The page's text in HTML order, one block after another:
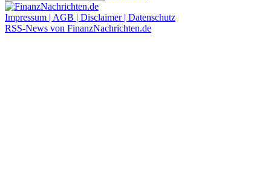
Impressum | AGB | Disclaimer | Datenschutz
RSS-News von FinanzNachrichten.de